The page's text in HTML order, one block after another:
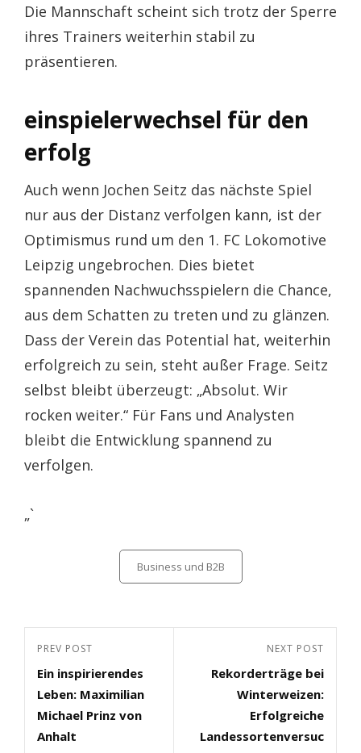
Die Mannschaft scheint sich trotz der Sperre
ihres Trainers weiterhin stabil zu
präsentieren.
einspielerwechsel für den
erfolg
Auch wenn Jochen Seitz das nächste Spiel
nur aus der Distanz verfolgen kann, ist der
Optimismus rund um den 1. FC Lokomotive
Leipzig ungebrochen. Dies bietet
spannenden Nachwuchsspielern die Chance,
aus dem Schatten zu treten und zu glänzen.
Dass der Verein das Potential hat, weiterhin
erfolgreich zu sein, steht außer Frage. Seitz
selbst bleibt überzeugt: „Absolut. Wir
rocken weiter.“ Für Fans und Analysten
bleibt die Entwicklung spannend zu
verfolgen.
„`
Business und B2B
Beitragsnavigation
Previous
Post
PREV POST
Ein inspirierendes
Leben: Maximilian
Michael Prinz von
Anhalt
Post
NEXT POST
Rekorderträge bei
Winterweizen:
Erfolgreiche
Landessortenversuc